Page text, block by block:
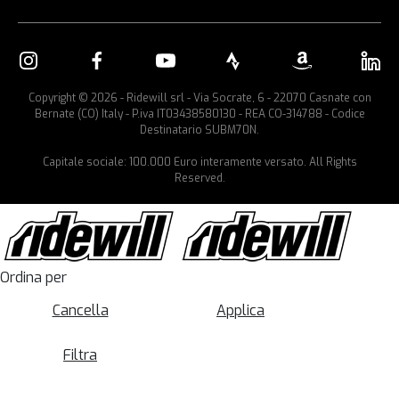
Copyright © 2026 - Ridewill srl - Via Socrate, 6 - 22070 Casnate con
Bernate (CO) Italy - P.iva IT03438580130 - REA CO-314788 - Codice
Destinatario SUBM70N.
Capitale sociale: 100.000 Euro interamente versato. All Rights
Reserved.
Ordina per
Cancella
Applica
Filtra